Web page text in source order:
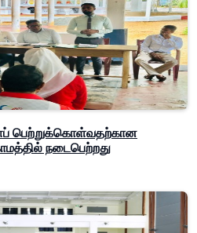
பெற்றுக்கொள்வதற்கான
நடைபெற்றது